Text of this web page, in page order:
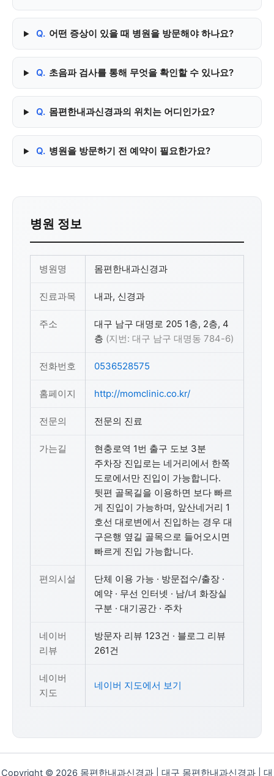
Q. 어떤 증상이 있을 때 병원을 방문해야 하나요?
Q. 초음파 검사를 통해 무엇을 확인할 수 있나요?
Q. 몸편한내과신경과의 위치는 어디인가요?
Q. 병원을 방문하기 전 예약이 필요한가요?
병원 정보
병원명 몸편한내과신경과
진료과목 내과, 신경과
주소
대구 남구 대명로 205 1층, 2층, 4
층 (지번: 대구 남구 대명동 784-6)
전화번호 0536528575
홈페이지 http://momclinic.co.kr/
전문의 전문의 진료
가는길
현충로역 1번 출구 도보 3분
주차장 진입로는 네거리에서 한쪽
도로에서만 진입이 가능합니다.
뒷편 골목길을 이용하면 보다 빠르
게 진입이 가능하며, 앞산네거리 1
호선 대로변에서 진입하는 경우 대
구은행 옆길 골목으로 들어오시면
빠르게 진입 가능합니다.
편의시설
단체 이용 가능 · 방문접수/출장 ·
예약 · 무선 인터넷 · 남/녀 화장실
구분 · 대기공간 · 주차
네이버
리뷰
방문자 리뷰 123건 · 블로그 리뷰
261건
네이버
지도
네이버 지도에서 보기
Copyright © 2026 몸편한내과신경과 | 대구 몸편한내과신경과 | 대